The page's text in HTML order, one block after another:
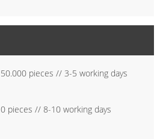
50.000 pieces // 3-5 working days
0 pieces // 8-10 working days